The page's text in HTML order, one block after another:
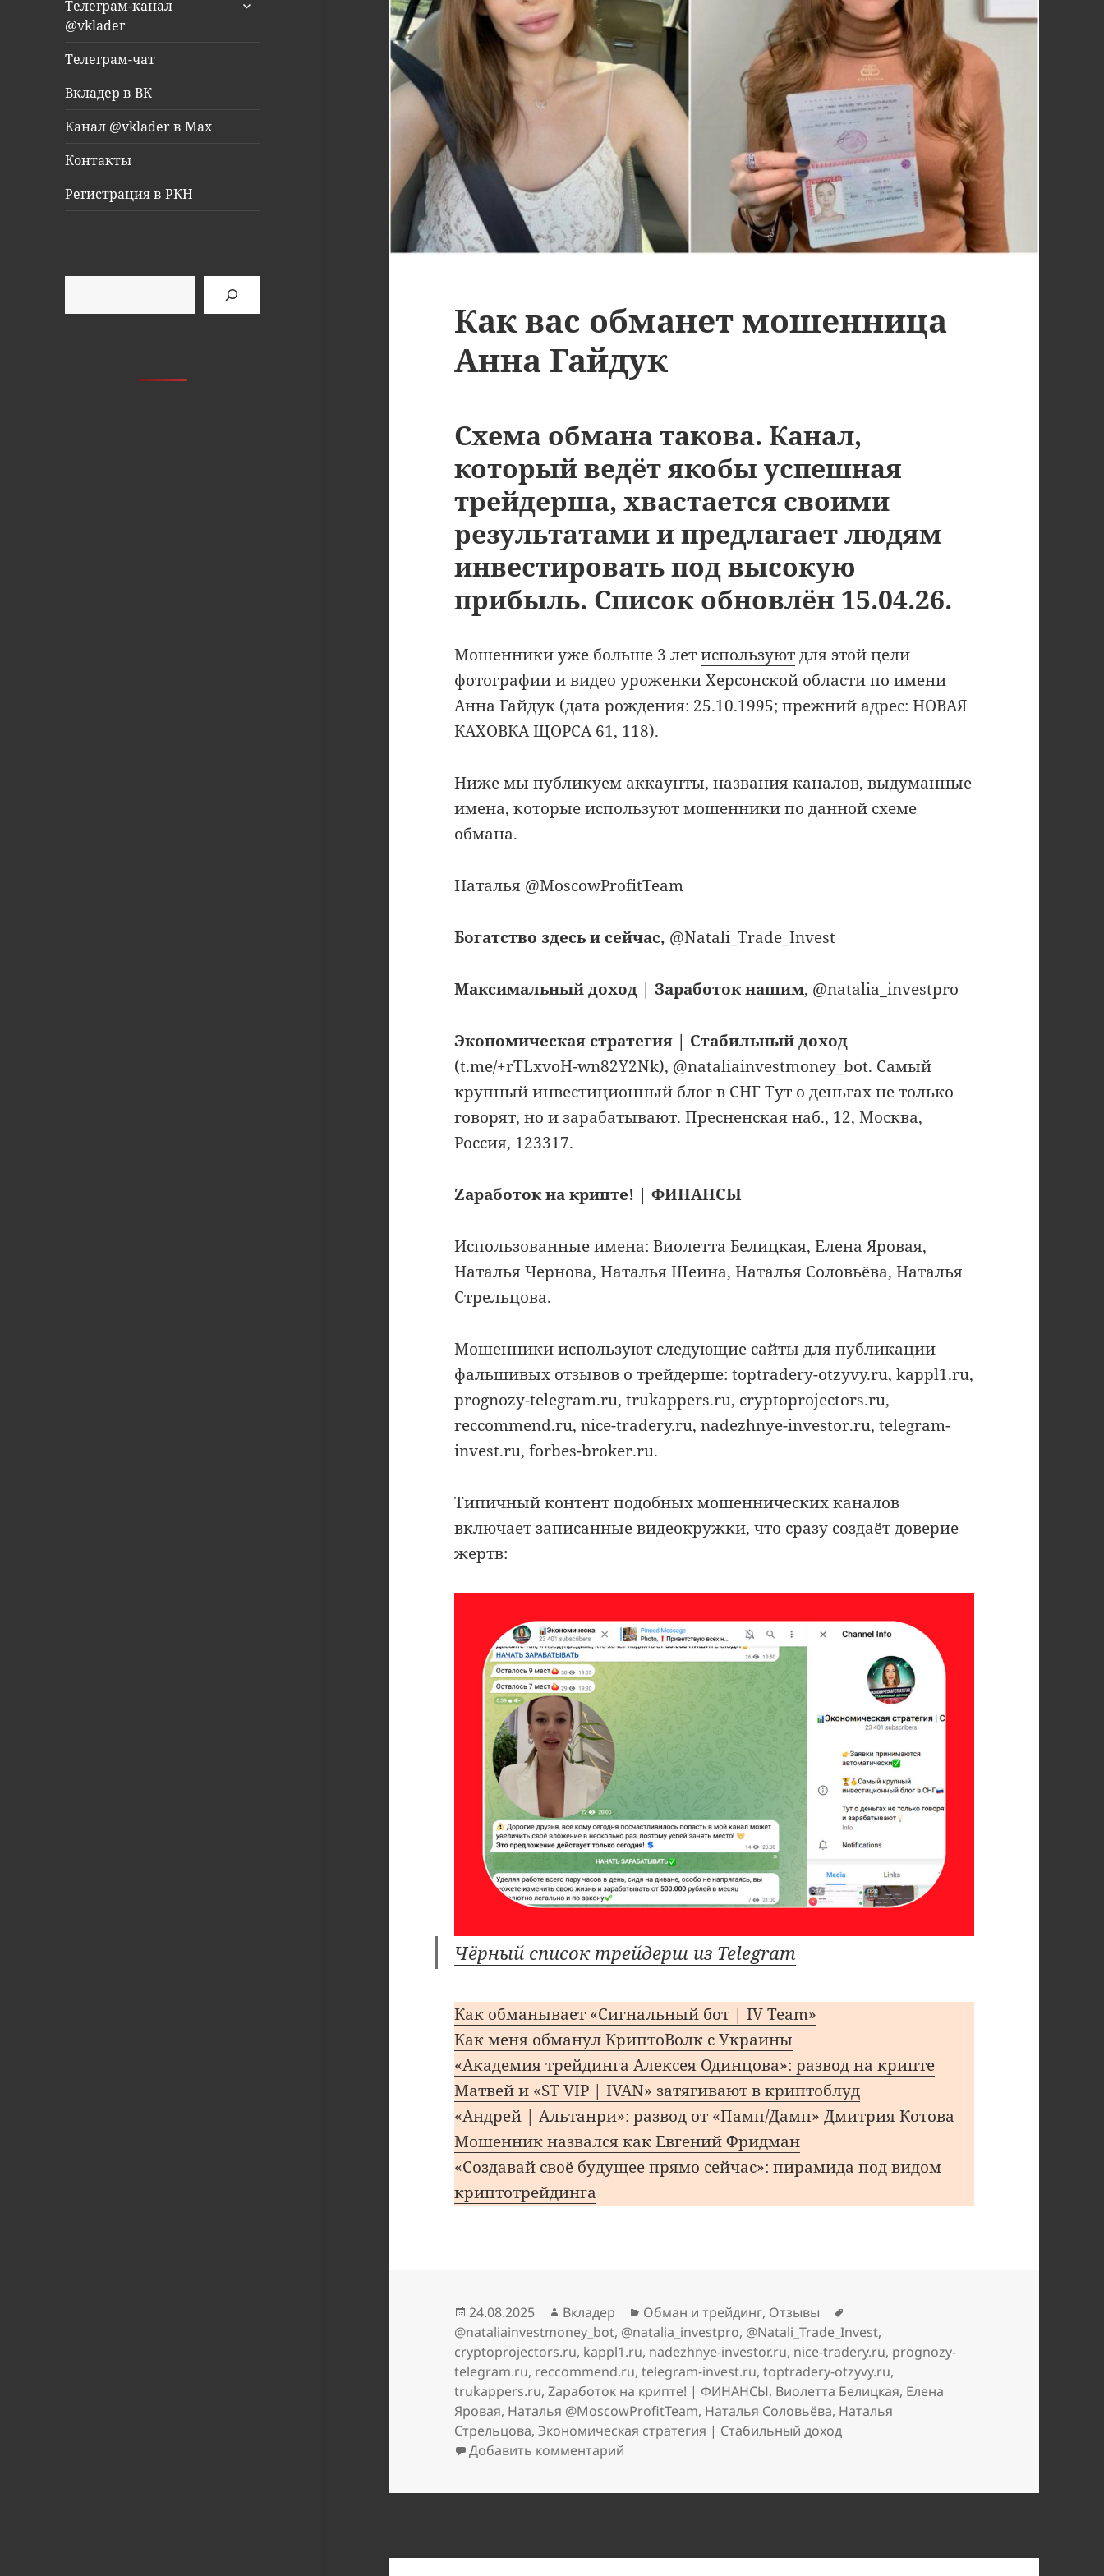
Телеграм-канал
@vklader
Телеграм-чат
Вкладер в ВК
Канал @vklader в Max
Контакты
Регистрация в РКН
Как вас обманет мошенница
Анна Гайдук
Схема обмана такова. Канал,
который ведёт якобы успешная
трейдерша, хвастается своими
результатами и предлагает людям
инвестировать под высокую
прибыль. Список обновлён 15.04.26.
Мошенники уже больше 3 летиспользуютдля этой цели
фотографии и видео уроженки Херсонской области по имени
Анна Гайдук (дата рождения: 25.10.1995; ️прежний адрес: НОВАЯ
КАХОВКА ЩОРСА 61, 118).
Ниже мы публикуем аккаунты, названия каналов, выдуманные
имена, которые используют мошенники по данной схеме
обмана.
Наталья @MoscowProfitTeam
Богатство здесь и сейчас, @Natali_Trade_Invest
Максимальный доход | Заработок нашим, @natalia_investpro
Экономическая стратегия | Стабильный доход
(t.me/+rTLxvoH-wn82Y2Nk), @nataliainvestmoney_bot. Самый
крупный инвестиционный блог в СНГ Тут о деньгах не только
говорят, но и зарабатывают. Пресненская наб., 12, Москва,
Россия, 123317.
Zаработок на крипте! | ФИНАНСЫ
Использованные имена: Виолетта Белицкая, Елена Яровая,
Наталья Чернова, Наталья Шеина, Наталья Соловьёва, Наталья
Стрельцова.
Мошенники используют следующие сайты для публикации
фальшивых отзывов о трейдерше: toptradery-otzyvy.ru, kappl1.ru,
prognozy-telegram.ru, trukappers.ru, cryptoprojectors.ru,
reccommend.ru, nice-tradery.ru, nadezhnye-investor.ru, telegram-
invest.ru, forbes-broker.ru.
Типичный контент подобных мошеннических каналов
включает записанные видеокружки, что сразу создаёт доверие
жертв:
Чёрный список трейдерш из Telegram
Как обманывает «Сигнальный бот | IV Team»
Как меня обманул КриптоВолк с Украины
«Академия трейдинга Алексея Одинцова»: развод на крипте
Матвей и «ST VIP | IVAN» затягивают в криптоблуд
«Андрей | Альтанри»: развод от «Памп/Дамп» Дмитрия Котова
Мошенник назвался как Евгений Фридман
«Создавай своё будущее прямо сейчас»: пирамида под видом
криптотрейдинга
Опубликовано
24.08.2025 Автор
Вкладер Рубрики
Обман и трейдинг, Отзывы
@nataliainvestmoney_bot, @natalia_investpro, @Natali_Trade_Invest,
cryptoprojectors.ru, kappl1.ru, nadezhnye-investor.ru, nice-tradery.ru, prognozy-
telegram.ru, reccommend.ru,telegram-invest.ru,toptradery-otzyvy.ru,
trukappers.ru,Zаработок на крипте! | ФИНАНСЫ, Виолетта Белицкая, Елена
Яровая, Наталья @MoscowProfitTeam, Наталья Соловьёва, Наталья
Стрельцова,Экономическая стратегия | Стабильный доход
Добавить комментарий